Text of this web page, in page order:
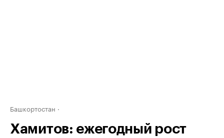
Башкортостан
Хамитов: ежегодный рост